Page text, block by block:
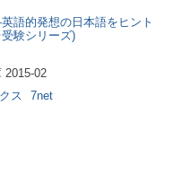
語的発想の日本語をヒント
験シリーズ)
2015-02
ス 7net